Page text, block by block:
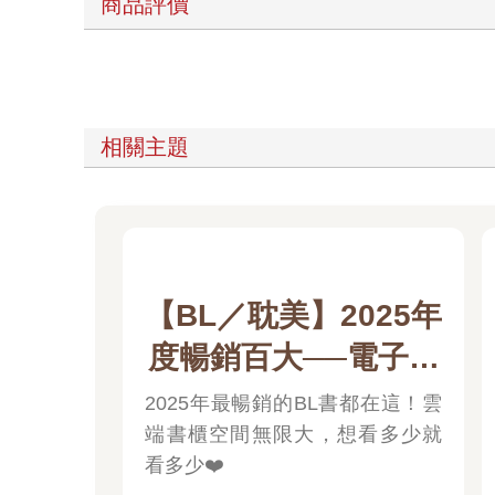
相關主題
【BL／耽美】2025年
度暢銷百大──電子書
版！
2025年最暢銷的BL書都在這！雲
端書櫃空間無限大，想看多少就
看多少❤️